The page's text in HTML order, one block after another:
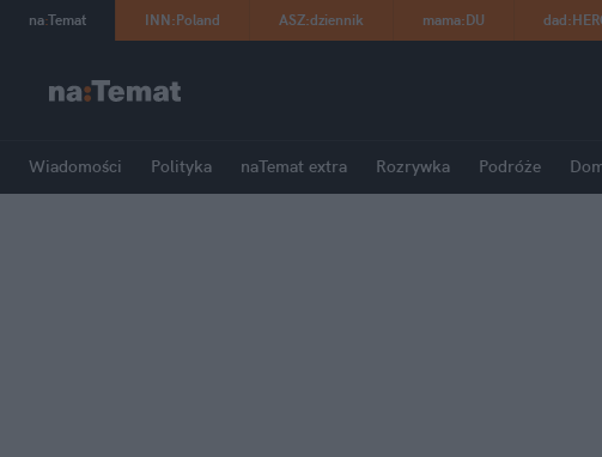
na:Temat INN:Poland ASZ:dziennik mama:DU dad:
Wiadomości Polityka naTemat extra Rozrywka Podróże